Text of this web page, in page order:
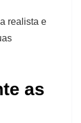
realista e
as